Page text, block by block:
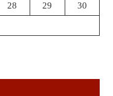
28 29 30